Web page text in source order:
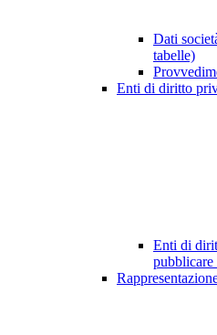
Dati
tabelle)
Enti di diritto
Enti di